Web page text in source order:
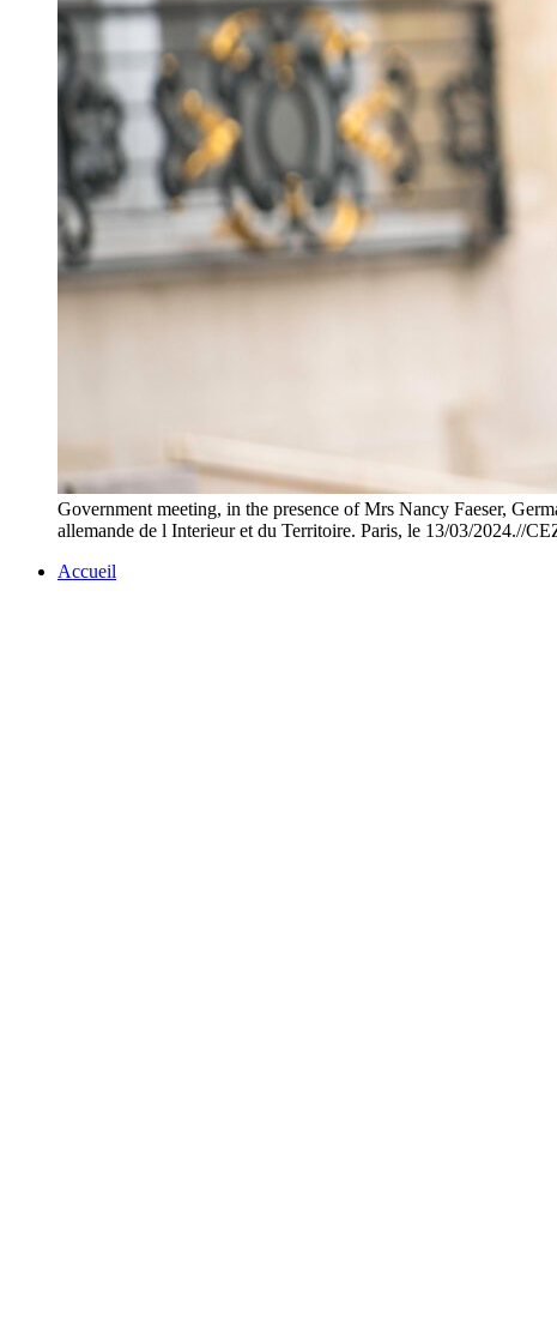
Government meeting, in the presence of Mrs Nancy Faeser,
allemande de l Interieur et du Territoire. Paris, le 13/03/
Accueil